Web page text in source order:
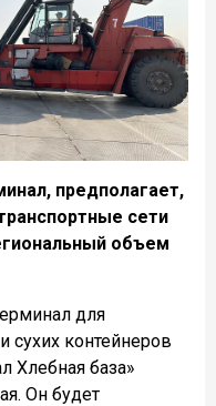
предполагает,
сети
объем
для
сухих контейнеров
Хлебная база»
Он будет